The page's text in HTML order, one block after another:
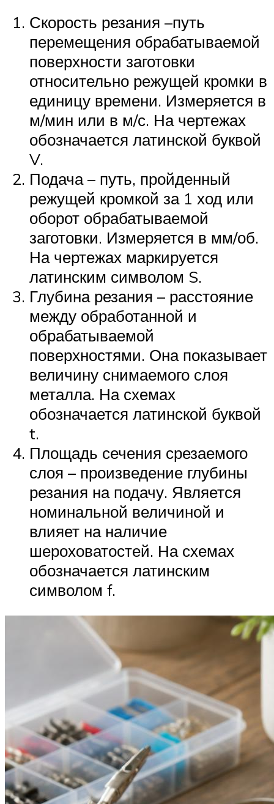
Скорость резания –путь
перемещения обрабатываемой
поверхности заготовки
относительно режущей кромки в
единицу времени. Измеряется в
м/мин или в м/с. На чертежах
обозначается латинской буквой
V.
Подача – путь, пройденный
режущей кромкой за 1 ход или
оборот обрабатываемой
заготовки. Измеряется в мм/об.
На чертежах маркируется
латинским символом S.
Глубина резания – расстояние
между обработанной и
обрабатываемой
поверхностями. Она показывает
величину снимаемого слоя
металла. На схемах
обозначается латинской буквой
t.
Площадь сечения срезаемого
слоя – произведение глубины
резания на подачу. Является
номинальной величиной и
влияет на наличие
шероховатостей. На схемах
обозначается латинским
символом f.